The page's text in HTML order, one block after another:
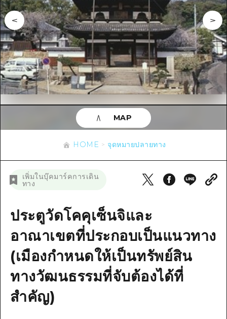
คำแนะนำ
ศิลปะ
งานอีเว้นท์ / เทศกาล
อาหารรสเลิศ / สุรา
การปั่นจักรยาน
ช้อปปิ้ง
กีฬา
สถานบันเทิงยามค่ำคืน
มาตรฐาน
ประวัติศาสตร์ / วัฒนธรรม
การรักษา
ธรรมชาติ
รายการ
คู่มือ Dive! Hiroshima
ฮิโรชิม่า โมชิ โมชิ ทราเวล
บริเวณรอบเมืองฮิโรชิม่า
อากิ
บิงโก
บริเวณรอบๆ มิยาจิมะ
จุดหมายปลายทาง
รายการ
บริเวณรอบเมืองฮิโรชิม่า
อากิ
บิงโก
บิโฮคุ
เกโฮคุ
จังหวัดเอฮิเมะ
ชิมาเนะ
อีเว้นท์
ข้อมูลตามฤดูกาล
ข้อมูลที่เป็นประโยชน์
รายการ
เข้าถึงเข้าถึง
สรุปการจราจรรอง
ตั๋วเที่ยวคุ้มค่าตั๋วเที่ยวคุ้มค่า
บริการรับฝากและจัดส่งสัมภาระ
ฮิโรชิมะโอโมะเตะนะชิ
ฮิโรชิม่า ฟรี Wi-Fi
ข่าว
HOME จุดหมายปลายทาง
เพิ่มในบุ๊คมาร์คการเดิน
ทาง
ประตูวัดโคคุเซ็นจิและ
อาณาเขตที่ประกอบเป็นแนวทาง
(เมืองกำหนดให้เป็นทรัพย์สิน
ทางวัฒนธรรมที่จับต้องได้ที่
สำคัญ)
MAP